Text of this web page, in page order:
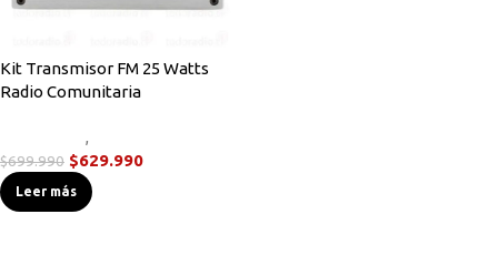
Kit Transmisor FM 25 Watts
Radio Comunitaria
,
$699.990 $629.990
Leer más